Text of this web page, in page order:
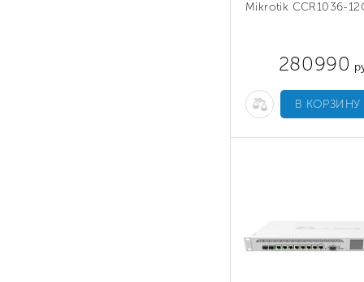
Mikrotik CCR1036-
280990
В КОРЗИНУ